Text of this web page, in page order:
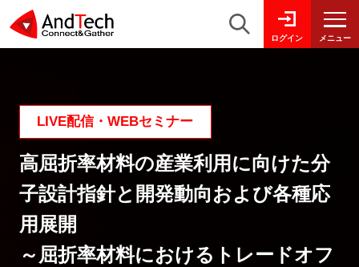
ログイン メニュー
LIVE配信・WEBセミナー
高屈折率材料の産業利用に向けた分
子設計指針と開発動向および各種応
用展開
～屈折率材料におけるトレードオフ